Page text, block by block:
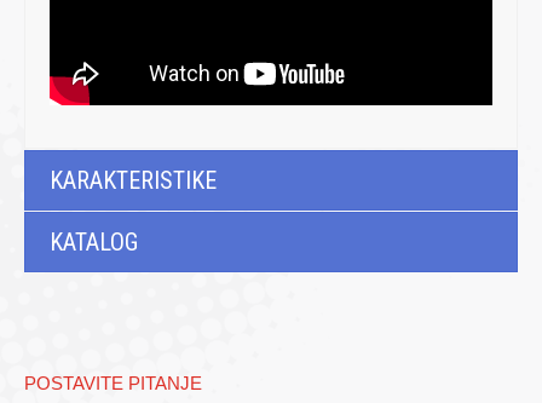
KARAKTERISTIKE
KATALOG
POSTAVITE PITANJE